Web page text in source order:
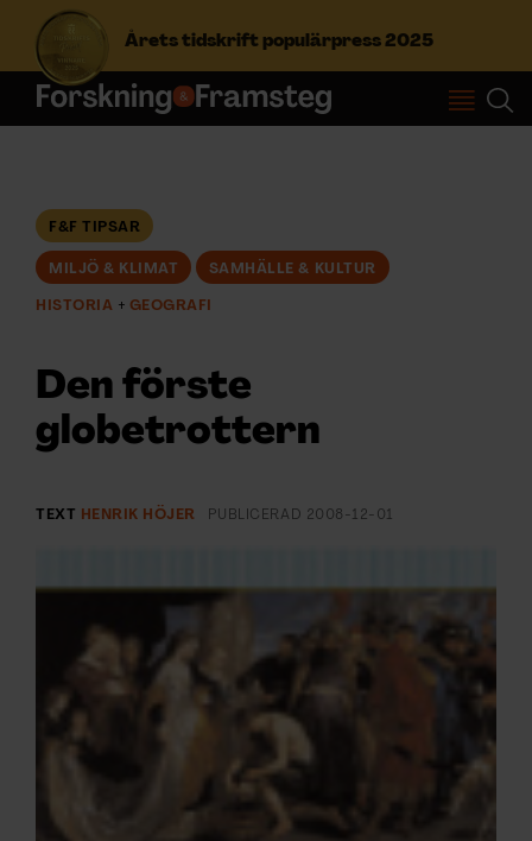
Årets tidskrift populärpress 2025
S
f
t
e
r
NYHETSBREV
LYSSNA/PODD
EVENEMANG & RESOR
KONTAKTA F&F
F&F TIPSAR
MILJÖ & KLIMAT SAMHÄLLE & KULTUR
HISTORIA GEOGRAFI
Den förste
globetrottern
TEXT HENRIK HÖJER PUBLICERAD 2008-12-01